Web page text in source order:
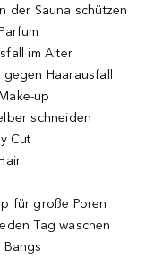
der Sauna schützen
im Alter
Haarausfall
up
schneiden
Cut
für große Poren
Tag waschen
Bangs